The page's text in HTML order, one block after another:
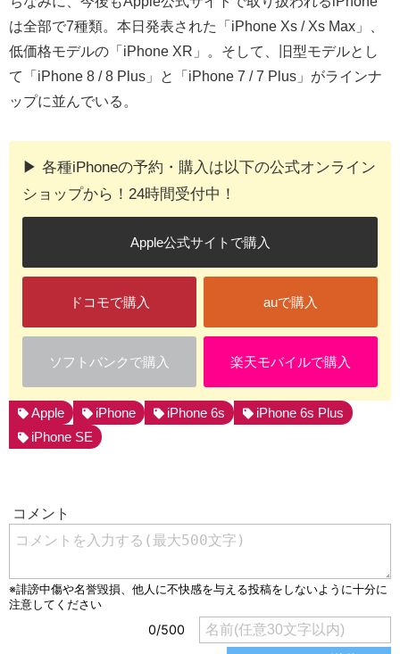
は全部で7種類。本日発表された「iPhone Xs / Xs Max」、
低価格モデルの「iPhone XR」。そして、旧型モデルとし
て「iPhone 8 / 8 Plus」と「iPhone 7 / 7 Plus」がラインナ
ップに並んでいる。
▶︎ 各種iPhoneの予約・購入は以下の公式オンライン
ショップから！24時間受付中！
Apple公式サイトで購入
ドコモで購入 auで購入
ソフトバンクで購入 楽天モバイルで購入
Apple iPhone iPhone 6s
iPhone 6s Plus
iPhone SE